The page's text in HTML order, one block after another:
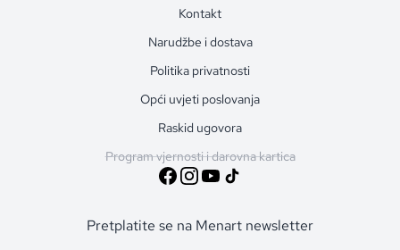
Kontakt
Narudžbe i dostava
Politika privatnosti
Opći uvjeti poslovanja
Raskid ugovora
Program vjernosti i darovna kartica
Pretplatite se na Menart newsletter